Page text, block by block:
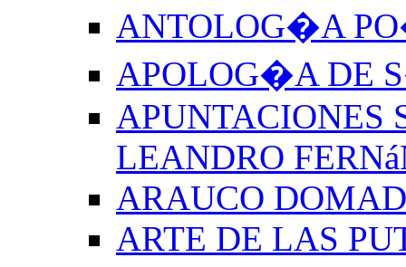
ANTOLOG�A
APOLOG�A DE
APUNTACIONES
LEANDRO
ARAUCO
ARTE DE LAS